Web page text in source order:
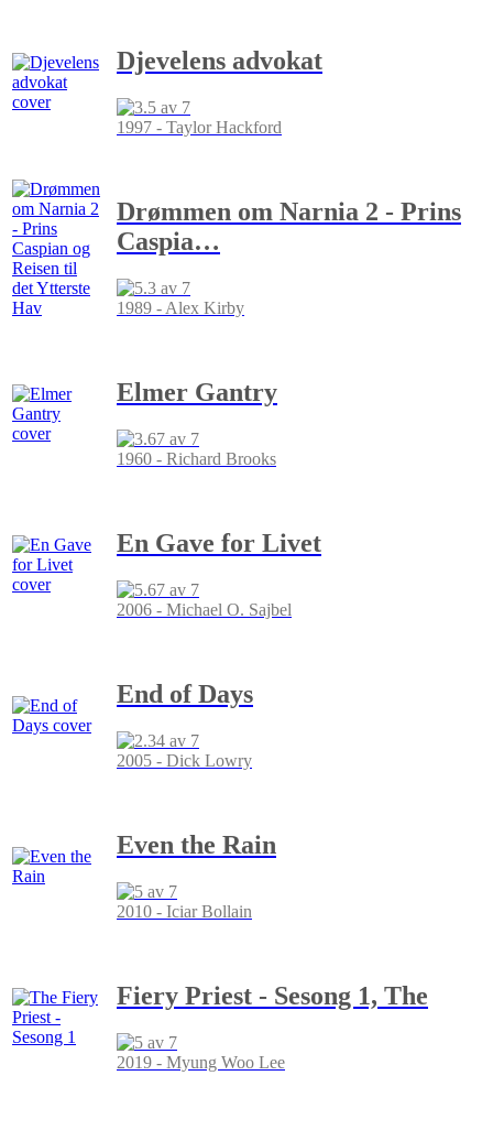
Djevelens advokat
1997 - Taylor Hackford
Drømmen om Narnia 2 - Prins
Caspia…
1989 - Alex Kirby
Elmer Gantry
1960 - Richard Brooks
En Gave for Livet
2006 - Michael O. Sajbel
End of Days
2005 - Dick Lowry
Even the Rain
2010 - Iciar Bollain
Fiery Priest - Sesong 1, The
2019 - Myung Woo Lee